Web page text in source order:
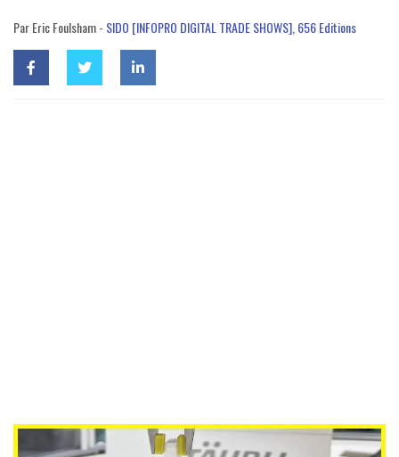
Par Eric Foulsham - SIDO [INFOPRO DIGITAL TRADE SHOWS],656 Editions